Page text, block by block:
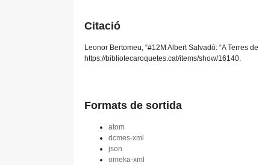
Citació
Leonor Bertomeu, “#12M Albert Salvadó: “A Terres
https://bibliotecaroquetes.cat/items/show/16140.
Formats de sortida
atom
dcmes-xml
json
omeka-xml